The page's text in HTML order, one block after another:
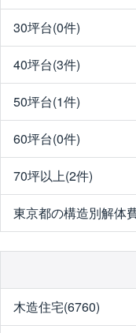
30坪台(0件)
40坪台(3件)
50坪台(1件)
60坪台(0件)
70坪以上(2件)
東京都の構造別解体
木造住宅(6760)